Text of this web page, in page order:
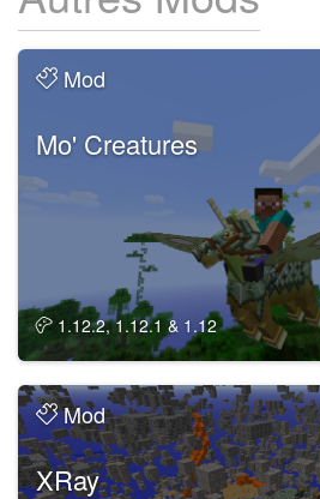
Mod
Mo' Creatures
1.12.2, 1.12.1 & 1.12
Mod
XRay